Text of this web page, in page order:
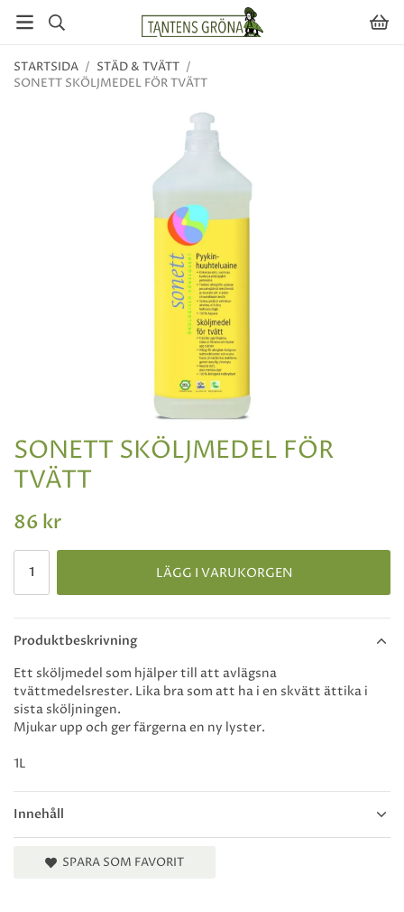
STARTSIDA / STÄD & TVÄTT /
SONETT SKÖLJMEDEL FÖR TVÄTT
SONETT SKÖLJMEDEL FÖR
TVÄTT
86 kr
LÄGG I VARUKORGEN
Produktbeskrivning
Innehåll
Ett sköljmedel som hjälper till att avlägsna
tvättmedelsrester. Lika bra som att ha i en skvätt ättika i
sista sköljningen.
Mjukar upp och ger färgerna en ny lyster.
1L
SPARA SOM FAVORIT